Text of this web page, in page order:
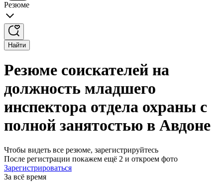
Резюме
Найти
Резюме соискателей на
должность младшего
инспектора отдела охраны с
полной занятостью в Авдоне
Чтобы видеть все резюме, зарегистрируйтесь
После регистрации покажем ещё 2 и откроем фото
Зарегистрироваться
За всё время